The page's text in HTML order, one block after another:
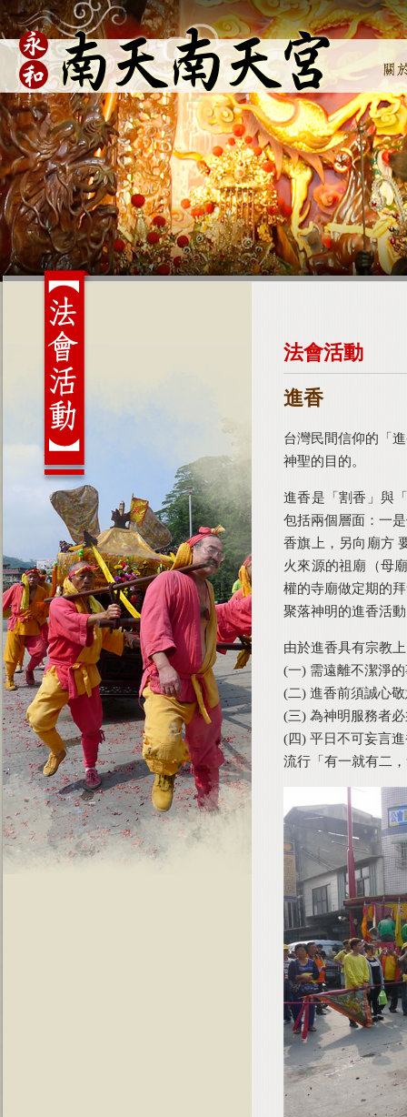
法會活動
進香
台灣民間信仰的「
神聖的目的。
進香是「割香」與
包括兩個層面：一
香旗上，另向廟方
火來源的祖廟（母
權的寺廟做定期的
聚落神明的進香活
由於進香具有宗教
(一) 需遠離不潔淨
(二) 進香前須誠心
(三) 為神明服務者
(四) 平日不可妄言
流行「有一就有二